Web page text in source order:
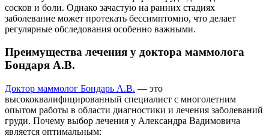
сосков и боли. Однако зачастую на ранних стадиях
заболевание может протекать бессимптомно, что делает
регулярные обследования особенно важными.
Преимущества лечения у доктора маммолога
Бондаря А.В.
Доктор маммолог Бондарь А.В. — это
высококвалифицированный специалист с многолетним
опытом работы в области диагностики и лечения заболеваний
груди. Почему выбор лечения у Александра Вадимовича
является оптимальным: